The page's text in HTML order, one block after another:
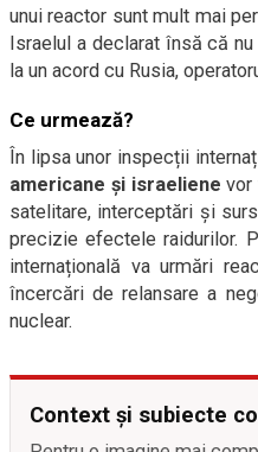
unui reactor sunt mult mai
Israelul a declarat însă că
la un acord cu Rusia,
Ce urmează?
În lipsa unor inspecții
americane și israeliene vor
satelitare, interceptări și
precizie efectele raidurilor.
internațională va urmări
încercări de relansare a
nuclear.
Context și subiecte